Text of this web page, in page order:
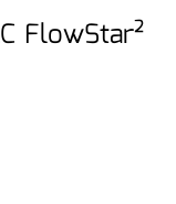
FlowStar²